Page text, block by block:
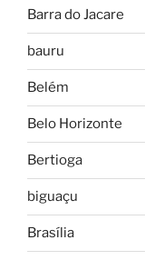
Barra do Jacare
bauru
Belém
Belo Horizonte
Bertioga
biguaçu
Brasília